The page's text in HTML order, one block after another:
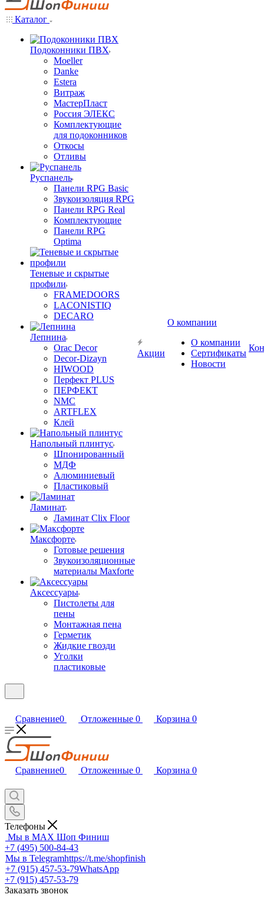
Каталог
Подоконники ПВХ
Moeller
Danke
Estera
Витраж
МастерПласт
Россия ЭЛЕКС
Комплектующие
для подоконников
Откосы
Отливы
Руспанель
Панели RPG Basic
Звукоизоляция RPG
Панели RPG Real
Комплектующие
Панели RPG
Optima
Теневые и скрытые
профили
FRAMEDOORS
LACONISTIQ
DECARO
Лепнина
Orac Decor
Decor-Dizayn
HIWOOD
Перфект PLUS
ПЕРФЕКТ
NMC
ARTFLEX
Клей
Напольный плинтус
Шпонированный
МДФ
Алюминиевый
Пластиковый
Ламинат
Ламинат Clix Floor
Максфорте
Готовые решения
Звукоизоляционные
материалы Maxforte
Аксессуары
Пистолеты для
пены
Монтажная пена
Герметик
Жидкие гвозди
Уголки
пластиковые
Акции
О компании
О компании
Сертификаты
Новости
Сравнение0 Отложенные 0 Корзина 0
Сравнение0 Отложенные 0 Корзина 0
Телефоны
Мы в MAX Шоп Финиш
+7 (495) 500-84-43
Мы в Telegramhttps://t.me/shopfinish
+7 (915) 457-53-79WhatsApp
+7 (915) 457-53-79
Заказать звонок